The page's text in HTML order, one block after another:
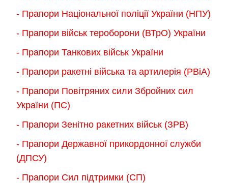
- Прапори Національної поліції України (НПУ)
- Прапори військ тероборони (ВТрО) України
- Прапори Танкових військ України
- Прапори ракетні війська та артилерія (РВіА)
- Прапори Повітряних сили Збройних сил
України (ПС)
- Прапори Зенітно ракетних військ (ЗРВ)
- Прапори Державної прикордонної служби
(ДПСУ)
- Прапори Сил підтримки (СП)